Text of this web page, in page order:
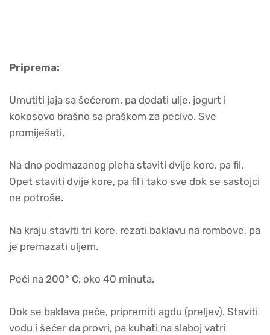
Priprema:
Umutiti jaja sa šećerom, pa dodati ulje, jogurt i
kokosovo brašno sa praškom za pecivo. Sve
promiješati.
Na dno podmazanog pleha staviti dvije kore, pa fil.
Opet staviti dvije kore, pa fil i tako sve dok se sastojci
ne potroše.
Na kraju staviti tri kore, rezati baklavu na rombove, pa
je premazati uljem.
Peći na 200° C, oko 40 minuta.
Dok se baklava peče, pripremiti agdu (preljev). Staviti
vodu i šećer da provri, pa kuhati na slaboj vatri